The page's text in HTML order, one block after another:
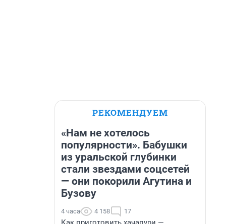
РЕКОМЕНДУЕМ
«Нам не хотелось
популярности». Бабушки
из уральской глубинки
стали звездами соцсетей
— они покорили Агутина и
Бузову
4 часа 4 158 17